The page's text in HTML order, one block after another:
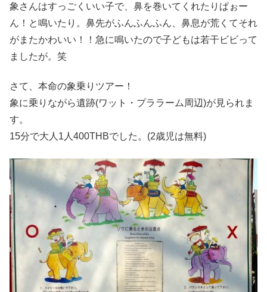
象さんはすっごくいい子で、鼻を巻いてくれたりぱぉー
ん！と鳴いたり。鼻先がふんふんふん、鼻息が荒くてそれ
がまたかわいい！！急に鳴いたので子どもは若干ビビって
ましたが。笑
さて、本命の象乗りツアー！
象に乗りながら遺跡(ワット・プララーム周辺)が見られま
す。
15分で大人1人400THBでした。(2歳児は無料)